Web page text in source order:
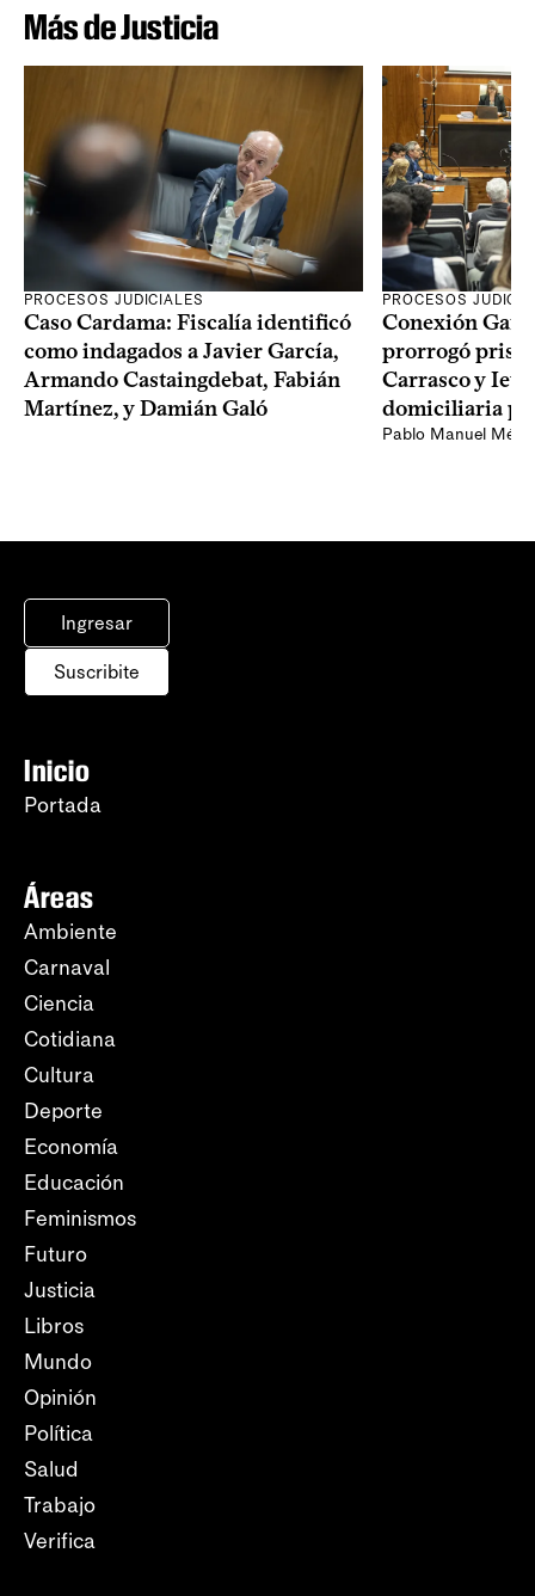
Más de Justicia
PROCESOS JUDICIALES
Caso Cardama: Fiscalía identificó
como indagados a Javier García,
Armando Castaingdebat, Fabián
Martínez, y Damián Galó
PROCESOS
Conexión
prorrogó
Carrasco y
domiciliaria
Pablo Manuel
Ingresar
Suscribite
Inicio
Portada
Áreas
Ambiente
Carnaval
Ciencia
Cotidiana
Cultura
Deporte
Economía
Educación
Feminismos
Futuro
Justicia
Libros
Mundo
Opinión
Política
Salud
Trabajo
Verifica